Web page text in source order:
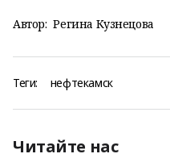
Автор: Регина Кузнецова
Теги: нефтекамск
Читайте нас